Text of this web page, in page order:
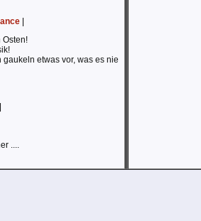
Osten!
etwas vor, was es nie
....